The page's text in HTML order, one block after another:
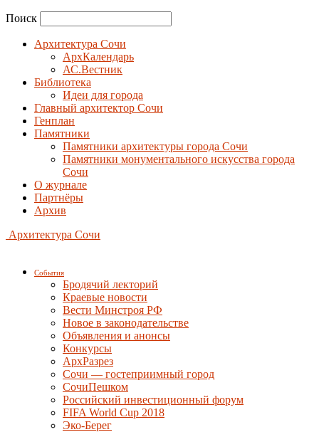
Поиск
Архитектура Сочи
АрхКалендарь
АС.Вестник
Библиотека
Идеи для города
Главный архитектор Сочи
Генплан
Памятники
Памятники архитектуры города Сочи
Памятники монументального искусства города
Сочи
О журнале
Партнёры
Архив
Архитектура Сочи
События
Бродячий лекторий
Краевые новости
Вести Минстроя РФ
Новое в законодательстве
Объявления и анонсы
Конкурсы
АрхРазрез
Сочи — гостеприимный город
СочиПешком
Российский инвестиционный форум
FIFA World Cup 2018
Эко-Берег